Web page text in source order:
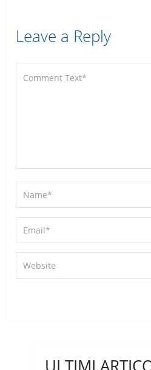
Leave a Reply